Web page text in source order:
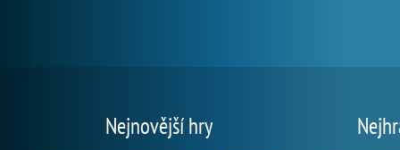
Nejnovější hry